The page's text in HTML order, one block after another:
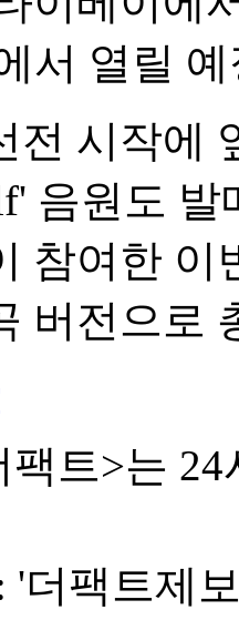
서 열릴
전 시작에
음원도
참여한
버전으로
팩트>는
'더팩트제